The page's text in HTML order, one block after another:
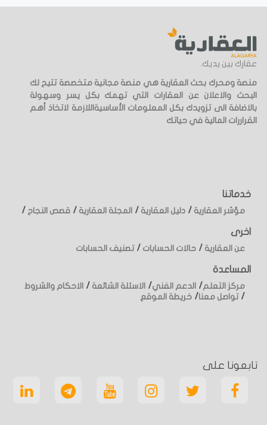
عقارك بين يديك.
منصة ومحرك بحث العقارية هي منصة مجانية متخصصة تتيح لك
البحث والاعلان عن العقارات التي تهمك بكل يسر وسهولة
بالاضافة الى تزويدك بكل المعلومات الأساسيةاللازمة لاتخاذ أهم
القراررات المالية في حياتك
خدماتنا
مؤشر العقارية / دليل العقارية / المجلة العقارية / قصص النجاح /
اخرى
عن العقارية / حالات الحسابات /تصنيف الحسابات
المساعدة
مركز التعلم/ الدعم الفني/ الاسئلة الشائعة / الاحكام والشروط
/تواصل معنا/ خريطة الموقع
تابعونا على